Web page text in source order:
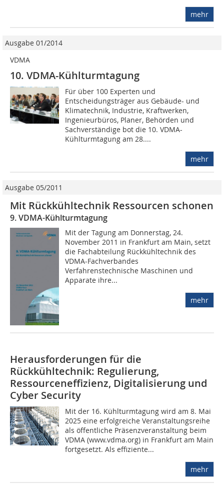
mehr
Ausgabe 01/2014
VDMA
10. VDMA-Kühlturmtagung
Für über 100 Experten und
Entscheidungsträger aus Gebäude- und
Klimatechnik, Industrie, Kraftwerken,
Ingenieurbüros, Planer, Behörden und
Sachverständige bot die 10. VDMA-
Kühlturmtagung am 28....
mehr
Ausgabe 05/2011
Mit Rückkühltechnik Ressourcen schonen
9. VDMA-Kühlturmtagung
Mit der Tagung am Donnerstag, 24.
November 2011 in Frankfurt am Main, setzt
die Fachabteilung Rückkühltechnik des
VDMA-Fachverbandes
Verfahrenstechnische Maschinen und
Apparate ihre...
mehr
Herausforderungen für die
Rückkühltechnik: Regulierung,
Ressourceneffizienz, Digitalisierung und
Cyber Security
Mit der 16. Kühlturmtagung wird am 8. Mai
2025 eine erfolgreiche Veranstaltungsreihe
als öffentliche Präsenzveranstaltung beim
VDMA (www.vdma.org) in Frankfurt am Main
fortgesetzt. Als effiziente...
mehr